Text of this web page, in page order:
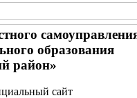
образования
район»
сайт